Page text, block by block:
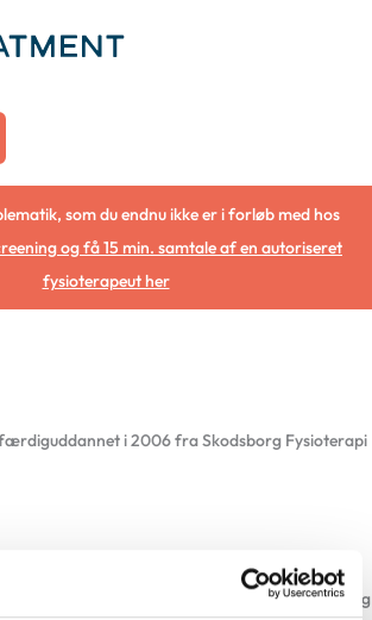
som du endnu ikke er i forløb med hos
og få 15 min. samtale af en autoriseret
fysioterapeut her
færdiguddannet i 2006 fra Skodsborg Fysioterapi
ved at kunne hjælpe andre mennesker og